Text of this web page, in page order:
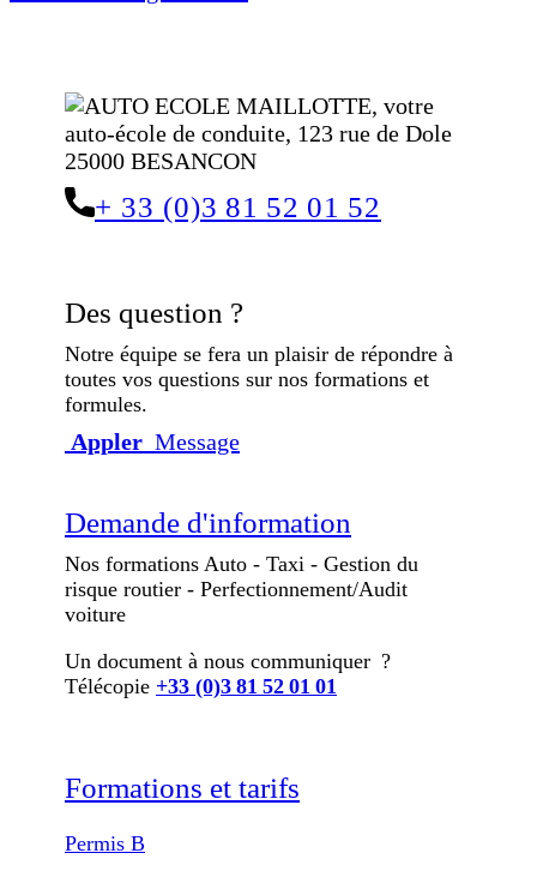
de
+ 33 (0)3 81 52 01 52
Des question ?
Notre équipe se fera un plaisir de répondre à
toutes vos questions sur nos formations et
formules.
Appler Message
Demande d'information
Nos formations Auto - Taxi - Gestion du
risque routier - Perfectionnement/Audit
voiture
Un document à nous communiquer ?
Télécopie +33 (0)3 81 52 01 01
Formations et tarifs
Permis B